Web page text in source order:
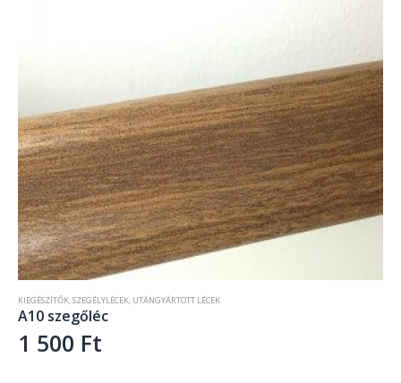
KIEGÉSZÍTŐK,SZEGÉLYLÉCEK, UTÁNGYÁRTOTT LÉCEK
A10 szegőléc
1 500 Ft